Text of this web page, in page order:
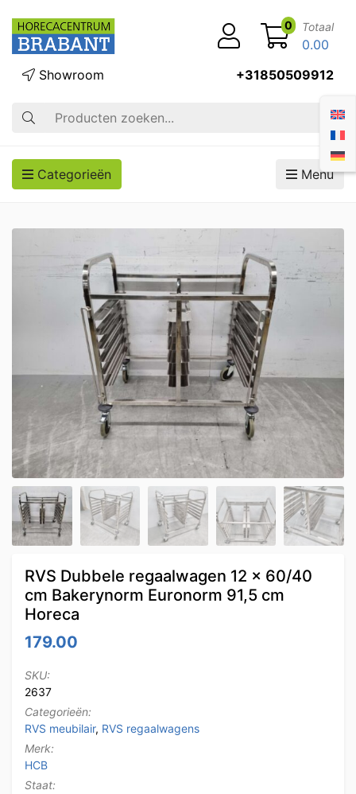
Zoek op
Showroom +31850509912
0 Totaal
0.00
Categorieën Menu
RVS Dubbele regaalwagen 12 x 60/40
cm Bakerynorm Euronorm 91,5 cm
Horeca
179.00
SKU:
2637
Categorieën:
RVS meubilair, RVS regaalwagens
Merk:
HCB
Staat: